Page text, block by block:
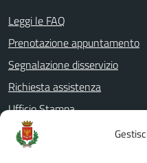
Leggi le FAQ
Prenotazione appuntamento
Segnalazione disservizio
Richiesta assistenza
Ufficio Stampa
Amministrazione Trasparente
Albo pretorio